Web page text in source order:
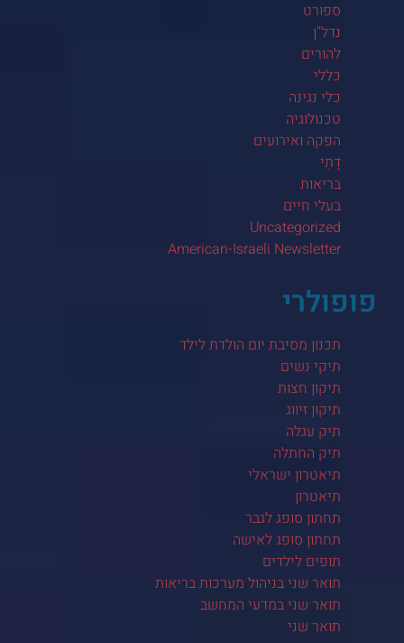
ספורט
נדל"ן
להורים
כללי
כלי נגינה
טכנולוגיה
הפקה ואירועים
דָתִי
בריאות
בעלי חיים
Uncategorized
American-Israeli Newsletter
פופולרי
תכנון מסיבת יום הולדת לילד
תיקי נשים
תיקון חצות
תיקון זיווג
תיק עגלה
תיק החתלה
תיאטרון ישראלי
תיאטרון
תחתון סופג לגבר
תחתון סופג לאישה
תופים לילדים
תואר שני בניהול מערכות בריאות
תואר שני במדעי המחשב
תואר שני